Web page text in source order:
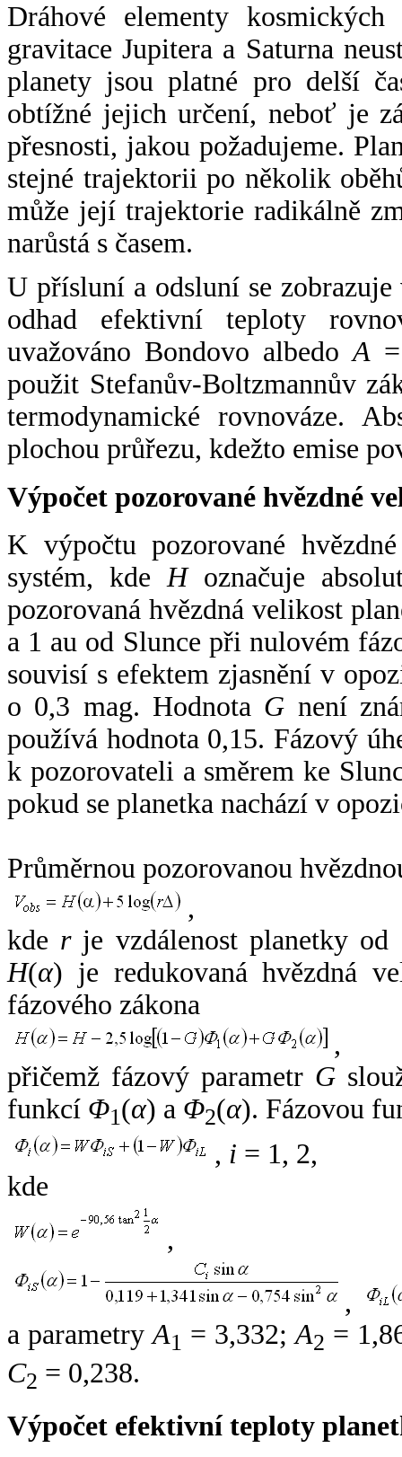
Dráhové elementy
gravitace Jupitera a Saturna
planety jsou platné pro delší
obtížné jejich určení, neboť je
přesnosti, jakou požadujeme.
stejné trajektorii po několik
může její trajektorie radikálně
narůstá s časem.
U přísluní a odsluní se
odhad efektivní teploty
uvažováno Bondovo albedoA
použit Stefanův-Boltzmannův
termodynamické rovnováze.
plochou průřezu, kdežto emise
Výpočet pozorované hvězdné
K výpočtu pozorované
systém, kde Hoznačuje
pozorovaná hvězdná velikost
a 1 au od Slunce při nulovém
souvisí s efektem zjasnění v
o 0,3 mag. Hodnota G není
používá hodnota 0,15. Fázový
k pozorovateli a směrem ke
pokud se planetka nachází v
Průměrnou pozorovanou
,
kde rje vzdálenost planetky od
H(α) je redukovaná hvězdná
fázového zákona
,
přičemž fázový parametr G
funkcí Φ1(α) a Φ2(α). Fázovou
, i = 1, 2,
kde
,
,
a parametryA1 = 3,332;A2 =
C2 = 0,238.
Výpočet efektivní teploty